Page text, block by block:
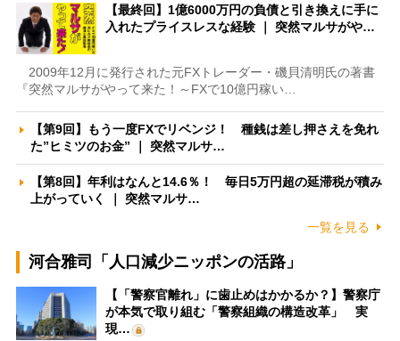
【最終回】1億6000万円の負債と引き換えに手に
入れたプライスレスな経験 ｜ 突然マルサがや…
2009年12月に発行された元FXトレーダー・磯貝清明氏の著書
『突然マルサがやって来た！～FXで10億円稼い…
【第9回】もう一度FXでリベンジ！ 種銭は差し押さえを免れ
た”ヒミツのお金” ｜ 突然マルサ…
【第8回】年利はなんと14.6％！ 毎日5万円超の延滞税が積み
上がっていく ｜ 突然マルサ…
一覧を見る
河合雅司「人口減少ニッポンの活路」
【「警察官離れ」に歯止めはかかるか？】警察庁
が本気で取り組む「警察組織の構造改革」 実
現…